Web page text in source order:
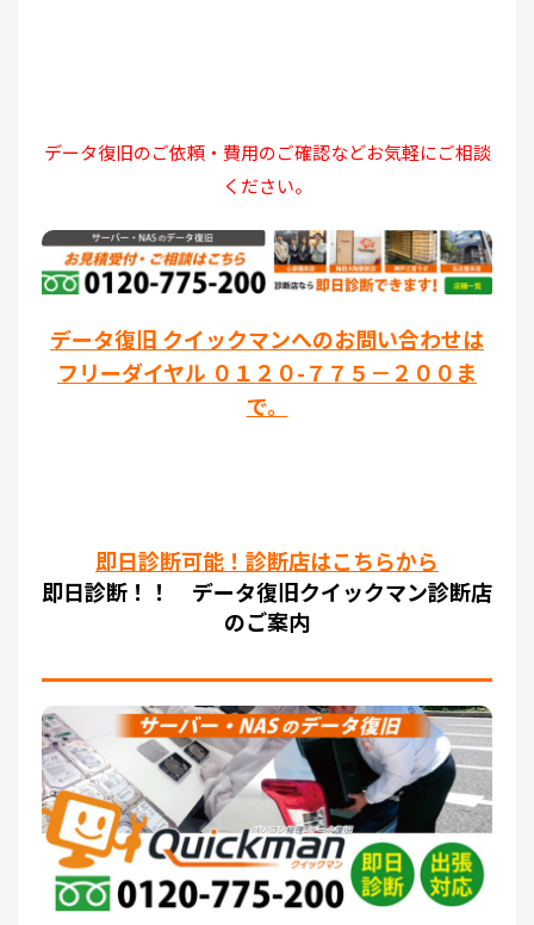
データ復旧のご依頼・費用のご確認などお気軽にご相談
ください。
データ復旧 クイックマンへのお問い合わせは
フリーダイヤル ０１２０-７７５－２００ま
で。
即日診断可能！診断店はこちらから
即日診断！！ データ復旧クイックマン診断店
のご案内